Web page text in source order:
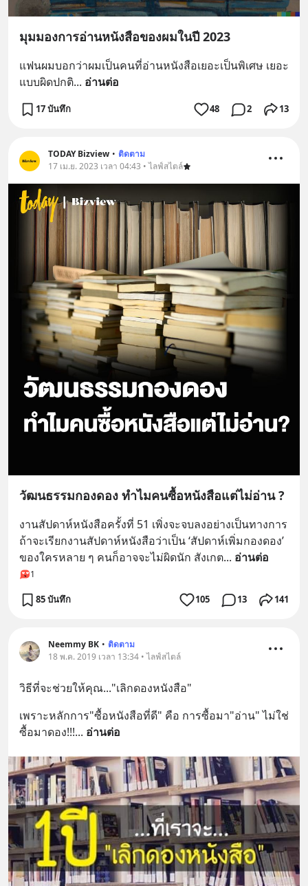
มุมมองการอ่านหนังสือของผมในปี 2023
แฟนผมบอกว่าผมเป็นคนที่อ่านหนังสือเยอะเป็นพิเศษ เยอะ
แบบผิดปกติ... อ่านต่อ
17 บันทึก 48 2 13
TODAY Bizview • ติดตาม
17 เม.ย. 2023 เวลา 04:43 • ไลฟ์สไตล์
วัฒนธรรมกองดอง ทำไมคนซื้อหนังสือแต่ไม่อ่าน ?
งานสัปดาห์หนังสือครั้งที่ 51 เพิ่งจะจบลงอย่างเป็นทางการ
ถ้าจะเรียกงานสัปดาห์หนังสือว่าเป็น ‘สัปดาห์เพิ่มกองดอง’
ของใครหลาย ๆ คนก็อาจจะไม่ผิดนัก สังเกต... อ่านต่อ
1
85 บันทึก 105 13 141
Neemmy BK • ติดตาม
18 พ.ค. 2019 เวลา 13:34 • ไลฟ์สไตล์
วิธีที่จะช่วยให้คุณ..."เลิกดองหนังสือ"
เพราะหลักการ"ซื้อหนังสือที่ดี" คือ การซื้อมา"อ่าน" ไม่ใช่
ซื้อมาดอง!!!... อ่านต่อ